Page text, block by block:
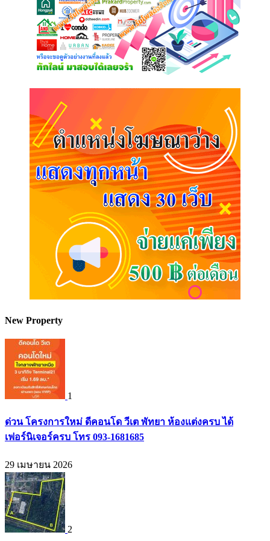
New Property
1
ด่วน โครงการใหม่ ดีคอนโด วีเต พัทยา ห้องแต่งครบ ได้
เฟอร์นิเจอร์ครบ โทร 093-1681685
29 เมษายน 2026
2